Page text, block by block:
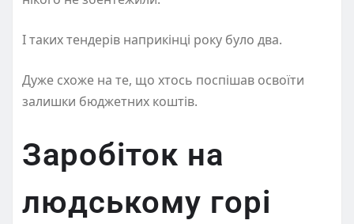
І таких тендерів наприкінці року було два.
Дуже схоже на те, що хтось поспішав освоїти
залишки бюджетних коштів.
Заробіток на
людському горі